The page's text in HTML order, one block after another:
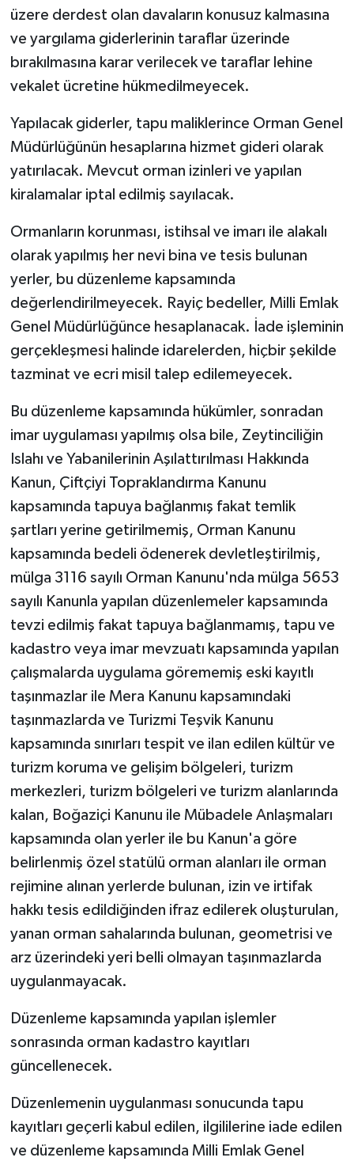
üzere derdest olan davaların konusuz kalmasına
ve yargılama giderlerinin taraflar üzerinde
bırakılmasına karar verilecek ve taraflar lehine
vekalet ücretine hükmedilmeyecek.
Yapılacak giderler, tapu maliklerince Orman Genel
Müdürlüğünün hesaplarına hizmet gideri olarak
yatırılacak. Mevcut orman izinleri ve yapılan
kiralamalar iptal edilmiş sayılacak.
Ormanların korunması, istihsal ve imarı ile alakalı
olarak yapılmış her nevi bina ve tesis bulunan
yerler, bu düzenleme kapsamında
değerlendirilmeyecek. Rayiç bedeller, Milli Emlak
Genel Müdürlüğünce hesaplanacak. İade işleminin
gerçekleşmesi halinde idarelerden, hiçbir şekilde
tazminat ve ecri misil talep edilemeyecek.
Bu düzenleme kapsamında hükümler, sonradan
imar uygulaması yapılmış olsa bile, Zeytinciliğin
Islahı ve Yabanilerinin Aşılattırılması Hakkında
Kanun, Çiftçiyi Topraklandırma Kanunu
kapsamında tapuya bağlanmış fakat temlik
şartları yerine getirilmemiş, Orman Kanunu
kapsamında bedeli ödenerek devletleştirilmiş,
mülga 3116 sayılı Orman Kanunu'nda mülga 5653
sayılı Kanunla yapılan düzenlemeler kapsamında
tevzi edilmiş fakat tapuya bağlanmamış, tapu ve
kadastro veya imar mevzuatı kapsamında yapılan
çalışmalarda uygulama görememiş eski kayıtlı
taşınmazlar ile Mera Kanunu kapsamındaki
taşınmazlarda ve Turizmi Teşvik Kanunu
kapsamında sınırları tespit ve ilan edilen kültür ve
turizm koruma ve gelişim bölgeleri, turizm
merkezleri, turizm bölgeleri ve turizm alanlarında
kalan, Boğaziçi Kanunu ile Mübadele Anlaşmaları
kapsamında olan yerler ile bu Kanun'a göre
belirlenmiş özel statülü orman alanları ile orman
rejimine alınan yerlerde bulunan, izin ve irtifak
hakkı tesis edildiğinden ifraz edilerek oluşturulan,
yanan orman sahalarında bulunan, geometrisi ve
arz üzerindeki yeri belli olmayan taşınmazlarda
uygulanmayacak.
Düzenleme kapsamında yapılan işlemler
sonrasında orman kadastro kayıtları
güncellenecek.
Düzenlemenin uygulanması sonucunda tapu
kayıtları geçerli kabul edilen, ilgililerine iade edilen
ve düzenleme kapsamında Milli Emlak Genel